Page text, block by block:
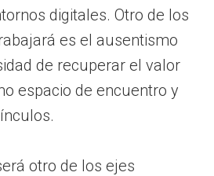
digitales. Otro de los
es el ausentismo
de recuperar el valor
espacio de encuentro y
otro de los ejes